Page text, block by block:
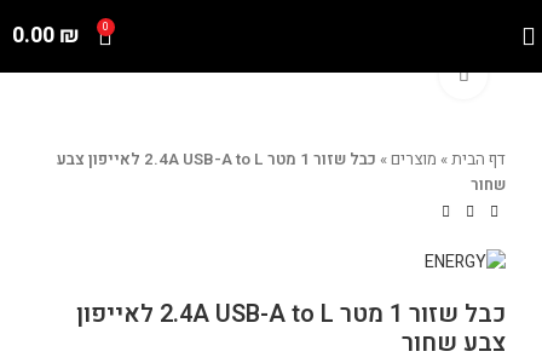
0
0.00₪
Click to enlarge
דף הבית» מוצרים»
כבל שזור 1 מטר 2.4A USB-A to L לאייפון צבע
שחור
כבל שזור 1 מטר 2.4A USB-A to L לאייפון
צבע שחור